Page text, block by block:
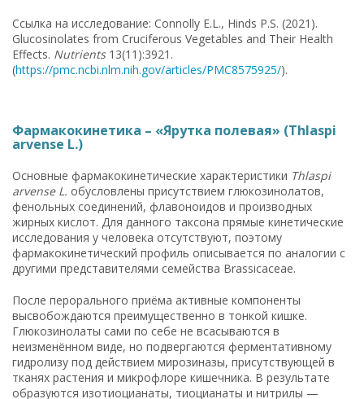
Ссылка на исследование: Connolly E.L., Hinds P.S. (2021).
Glucosinolates from Cruciferous Vegetables and Their Health
Effects. Nutrients13(11):3921.
(https://pmc.ncbi.nlm.nih.gov/articles/PMC8575925/).
Фармакокинетика – «Ярутка полевая» (Thlaspi
arvense L.)
Основные фармакокинетические характеристики Thlaspi
arvense L. обусловлены присутствием глюкозинолатов,
фенольных соединений, флавоноидов и производных
жирных кислот. Для данного таксона прямые кинетические
исследования у человека отсутствуют, поэтому
фармакокинетический профиль описывается по аналогии с
другими представителями семейства Brassicaceae.
После перорального приёма активные компоненты
высвобождаются преимущественно в тонкой кишке.
Глюкозинолаты сами по себе не всасываются в
неизменённом виде, но подвергаются ферментативному
гидролизу под действием мирозиназы, присутствующей в
тканях растения и микрофлоре кишечника. В результате
образуются изотиоцианаты, тиоцианаты и нитрилы —